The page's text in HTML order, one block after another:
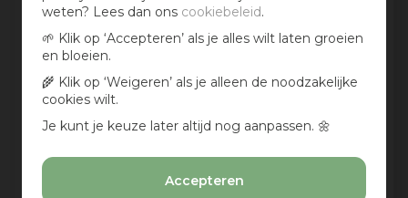
weten? Lees dan ons cookiebeleid.
🌱 Klik op ‘Accepteren’ als je alles wilt laten groeien
en bloeien.
🌾 Klik op ‘Weigeren’ als je alleen de noodzakelijke
cookies wilt.
Je kunt je keuze later altijd nog aanpassen. 🌼
Accepteren
Jouw mening over dit product: